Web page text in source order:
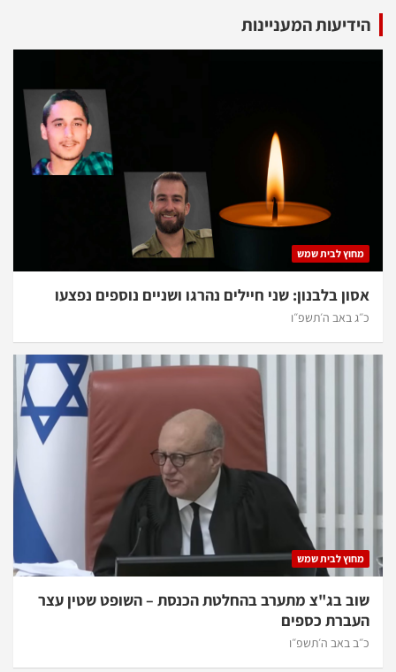
הידיעות המעניינות
מחוץ לבית שמש
אסון בלבנון: שני חיילים נהרגו ושניים נוספים נפצעו
כ״ג באב ה׳תשפ״ו
מחוץ לבית שמש
שוב בג"צ מתערב בהחלטת הכנסת – השופט שטין עצר
העברת כספים
כ״ב באב ה׳תשפ״ו